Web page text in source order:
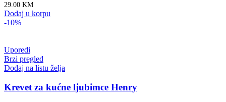
29.00 KM
Dodaj u korpu
-10%
Uporedi
Brzi pregled
Dodaj na listu želja
Krevet za kućne ljubimce Henry